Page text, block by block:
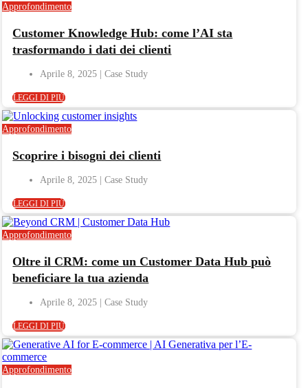
Approfondimento
Customer Knowledge Hub: come l’AI sta
trasformando i dati dei clienti
Aprile 8, 2025
LEGGI DI PIÙ
Approfondimento
Scoprire i bisogni dei clienti
Aprile 8, 2025
LEGGI DI PIÙ
Approfondimento
Oltre il CRM: come un Customer Data Hub può
beneficiare la tua azienda
Aprile 8, 2025
LEGGI DI PIÙ
Approfondimento